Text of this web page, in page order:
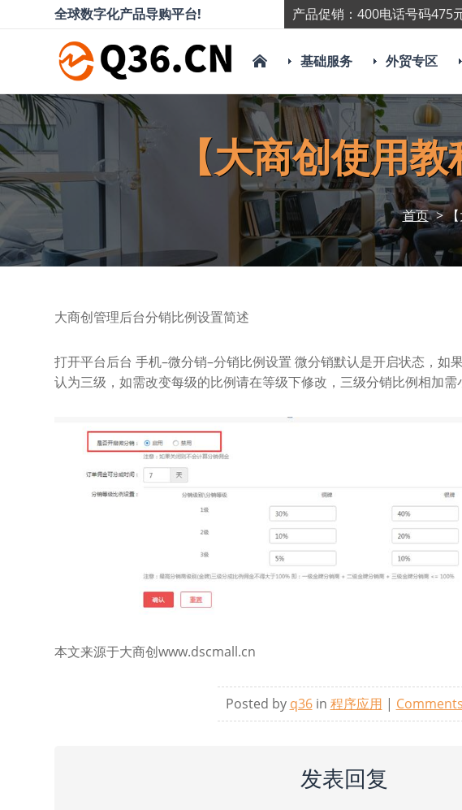
全球数字化产品导购平台! 产品促销：400电话号码475
基础服务 外贸专区
【大商创使用
首页 > 【
大商创管理后台分销比例设置简述
打开平台后台 手机–微分销–分销比例设置 微分销默认是开启状态，如
认为三级，如需改变每级的比例请在等级下修改，三级分销比例相加需
本文来源于大商创www.dscmall.cn
Posted by q36in 程序应用 | Comments
发表回复